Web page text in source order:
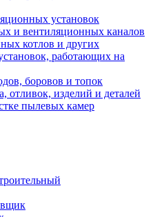
установок
и вентиляционных каналов
котлов и других
работающих на
боровов и топок
отливок, изделий и деталей
пылевых камер